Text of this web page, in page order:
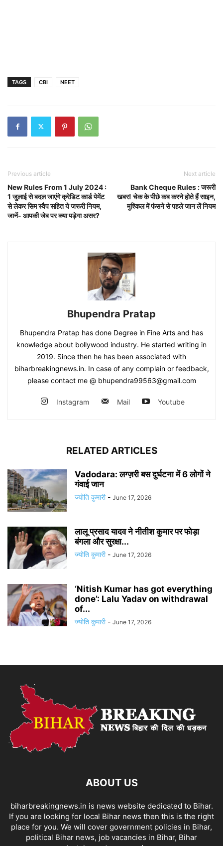
TAGS CBI NEET
Previous article
New Rules From 1 July 2024 :
1 जुलाई से बदल जाएंगे क्रेडिट कार्ड पेमेंट
से लेकर सिम स्वैप सहित ये जरूरी नियम,
जानें- आपकी जेब पर क्या पड़ेगा असर?
Next article
Bank Cheque Rules : जरूरी
खबर! चेक के पीछे कब करने होते हैं साइन,
मुश्किल में फंसने से पहले जान लें नियम
Bhupendra Pratap
Bhupendra Pratap has done Degree in Fine Arts and has
knowledge about bollywood industry. He started writing in
2019. Since then he has been associated with
biharbreakingnews.in. In case of any complain or feedback,
please contact me @ bhupendra99563@gmail.com
Instagram Mail Youtube
RELATED ARTICLES
Vadodara: लग्ज़री बस दुर्घटना में 6 लोगों ने
गंवाई जान
ज्योति कुमारी - June 17, 2026
लालू प्रसाद यादव ने नीतीश कुमार पर फोड़ा
बंगला और सुरक्षा...
ज्योति कुमारी - June 17, 2026
‘Nitish Kumar has got everything
done’: Lalu Yadav on withdrawal
of...
ज्योति कुमारी - June 17, 2026
ABOUT US
biharbreakingnews.in is news website dedicated to Bihar.
If you are looking for local Bihar news then this is the right
place for you. We will cover government policies in Bihar,
political Bihar news, job vacancies in Bihar, Bihar